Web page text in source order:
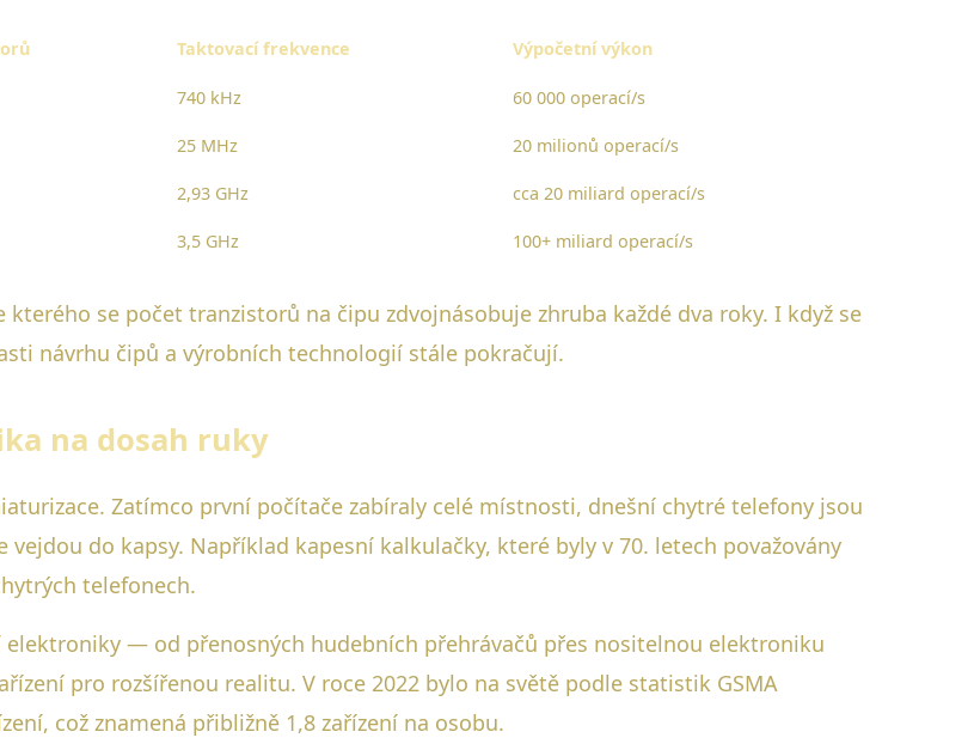
Taktovací frekvence Výpočetní výkon
740 kHz 60 000 operací/s
25 MHz 20 milionů operací/s
2,93 GHz cca 20 miliard operací/s
3,5 GHz 100+ miliard operací/s
se počet tranzistorů na čipu zdvojnásobuje zhruba každé dva roky. I když se
návrhu čipů a výrobních technologií stále pokračují.
na dosah ruky
Zatímco první počítače zabíraly celé místnosti, dnešní chytré telefony jsou
do kapsy. Například kapesní kalkulačky, které byly v 70. letech považovány
telefonech.
— od přenosných hudebních přehrávačů přes nositelnou elektroniku
pro rozšířenou realitu. V roce 2022 bylo na světě podle statistik GSMA
což znamená přibližně 1,8 zařízení na osobu.